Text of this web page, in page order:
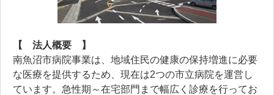
【 法人概要 】
南魚沼市病院事業は、地域住民の健康の保持増進に必要
な医療を提供するため、現在は2つの市立病院を運営し
ています。急性期～在宅部門まで幅広く診療を行ってお